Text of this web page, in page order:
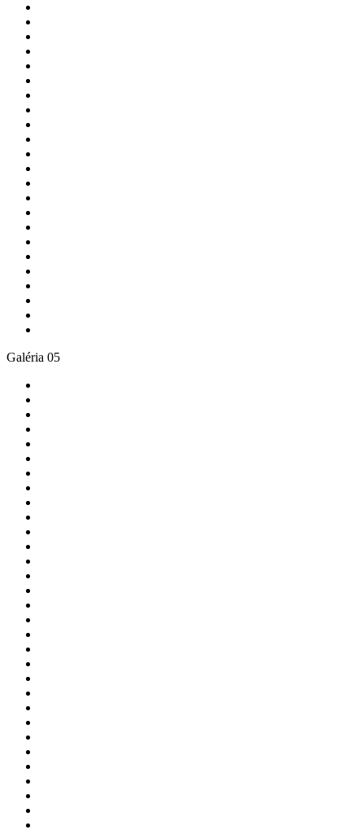
Galéria 05